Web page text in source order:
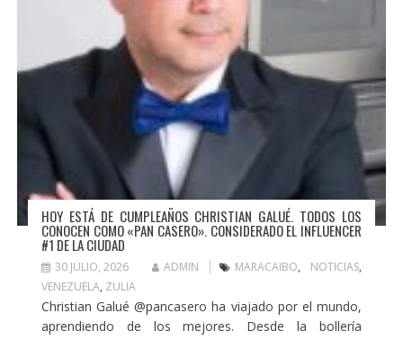
HOY ESTÁ DE CUMPLEAÑOS CHRISTIAN GALUÉ. TODOS LOS
CONOCEN COMO «PAN CASERO». CONSIDERADO EL INFLUENCER
#1 DE LA CIUDAD
30 JULIO, 2026 ADMIN MARACAIBO, NOTICIAS,
VENEZUELA, ZULIA
Christian Galué @pancasero ha viajado por el mundo,
aprendiendo de los mejores. Desde la bollería